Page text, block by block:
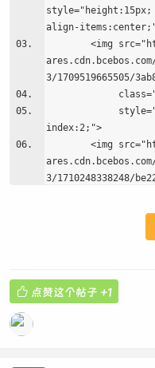
align-
<img
3/1709519665505/
index:2;">
<img
3/1710248338248/
margin-left:-8px;
<style>
 点赞这个帖子 +1